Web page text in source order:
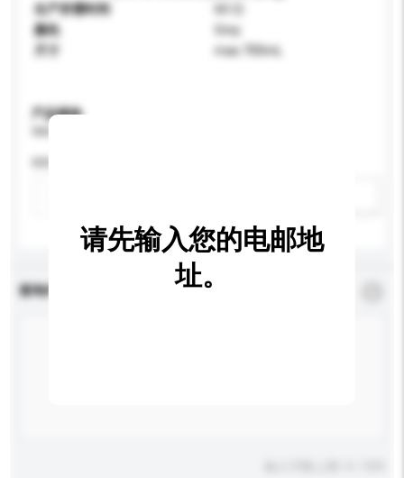
生产所需时间
60 日
颜色
Grey
max 700mL
产品规格
查询内容
请先输入您的电邮地
址。